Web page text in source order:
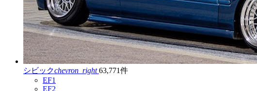
シビックchevron_right 63,771件
EF1
EF2